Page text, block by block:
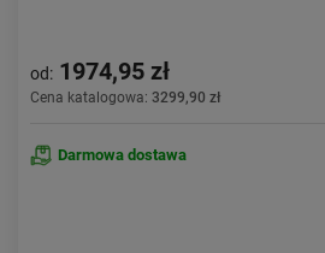
od: 1974,95 zł
Cena katalogowa: 3299,90 zł
Darmowa dostawa